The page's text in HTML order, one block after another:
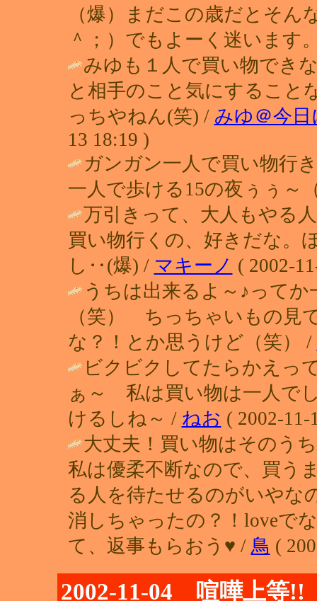
（爆）まだこの歳だとそ
＾；）でもよーく迷います
みゆも１人で買い物でき
と相手のこと気にすること
っちやねん(笑) / みゆ＠今
13 18:19 )
ガンガン一人で買い物行
一人で歩ける15の夜ぅぅ～
万引きって、大人もやる
買い物行くの、好きだな。
し‥(爆) / マキーノ ( 2002-
うちは出来るよ～♪って
（笑） ちっちゃいもの見
な？！とか思うけど（笑） /
ビクビクしてたらかえっ
ぁ～ 私は買い物は一人で
けるしね～ / ねお ( 2002-11-
大丈夫！買い物はそのう
私は優柔不断なので、買う
る人を待たせるのがいや
消しちゃったの？！loveで
て、返事もらおう♥ / 鳥 (
2002-11-04 喧嘩上等!!